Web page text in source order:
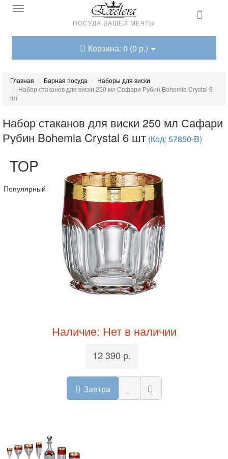
ПОСУДА ВАШЕЙ МЕЧТЫ
Корзина: 0 (0 р.)
Главная Барная посуда
Наборы для виски
Набор стаканов для виски 250 мл Сафари Рубин Bohemia Crystal 6
шт
Набор стаканов для виски 250 мл Сафари
Рубин Bohemia Crystal 6 шт (Код: 57850-B)
TOP
Популярный
Наличие: Нет в наличии
12 390 р.
Завтра